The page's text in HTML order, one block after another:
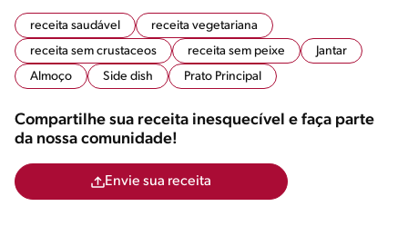
receita saudável
receita vegetariana
receita sem crustaceos
receita sem peixe
Jantar
Almoço
Side dish Prato Principal
Compartilhe sua receita inesquecível e faça parte
da nossa comunidade!
Envie sua receita